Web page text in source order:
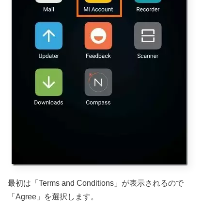
最初は「Terms and Conditions」が表示されるので
「Agree」を選択します。